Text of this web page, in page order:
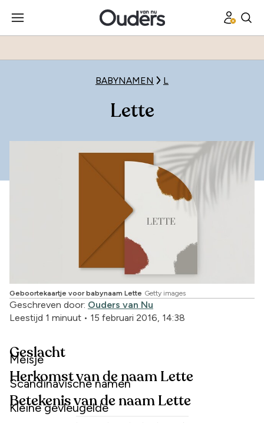
BABYNAMEN L
Lette
Geboortekaartje voor babynaam Lette Getty images
Geschreven door: Ouders van Nu
Leestijd 1 minuut • 15 februari 2016, 14:38
Geslacht
Meisje
Herkomst van de naam Lette
Scandinavische namen
Betekenis van de naam Lette
Kleine gevleugelde